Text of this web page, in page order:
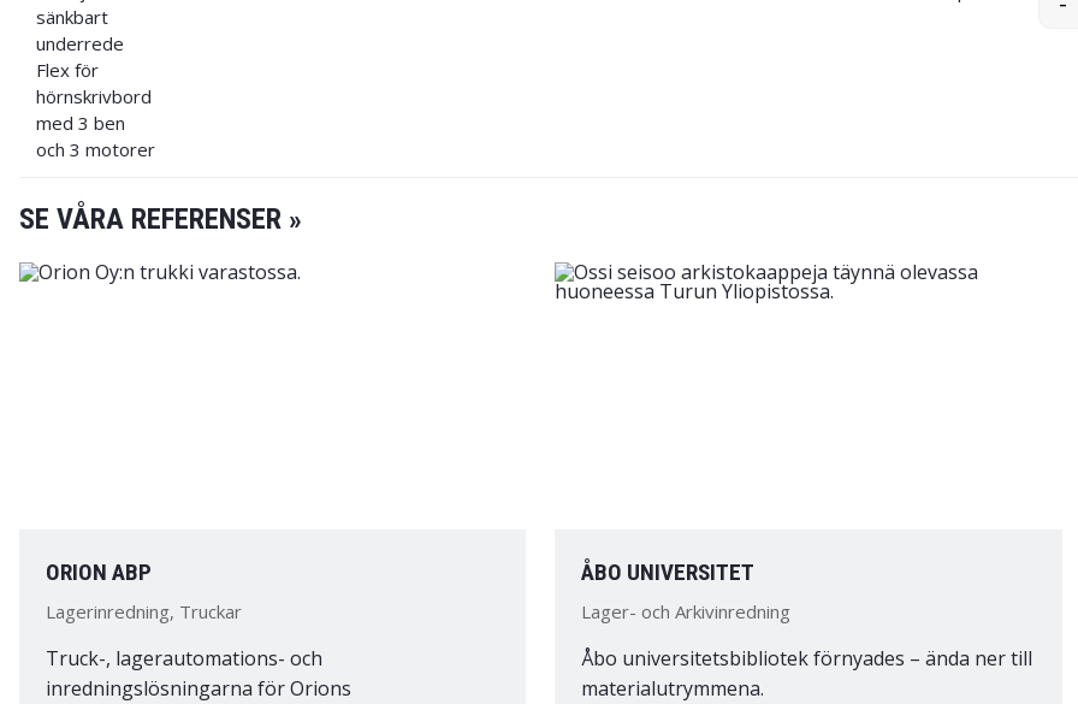
SE VÅRA REFERENSER »
ORION ABP
Lagerinredning, Truckar
Truck-, lagerautomations- och
inredningslösningarna för Orions
ÅBO UNIVERSITET
Lager- och Arkivinredning
Åbo universitetsbibliotek förnyades – ända ner till
materialutrymmena.